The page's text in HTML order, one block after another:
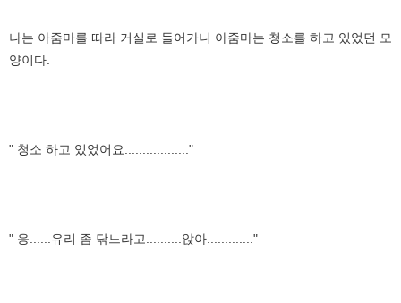
나는 아줌마를 따라 거실로 들어가니 아줌마는 청소를 하고 있었던 모
양이다.
" 청소 하고 있었어요.................."
" 응......유리 좀 닦느라고..........앉아............."